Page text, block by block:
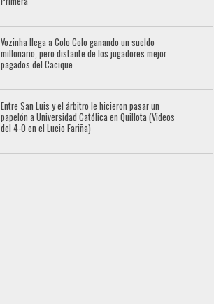
Vozinha llega a Colo Colo ganando un sueldo
millonario, pero distante de los jugadores mejor
pagados del Cacique
Entre San Luis y el árbitro le hicieron pasar un
papelón a Universidad Católica en Quillota (Videos
del 4-0 en el Lucio Fariña)